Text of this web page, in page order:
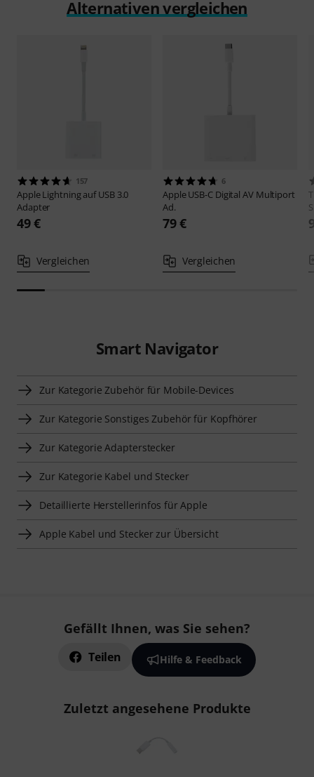
Alternativen vergleichen
157
AppleLightning auf USB 3.0
Adapter
49 €
Vergleichen
6
AppleUSB-C Digital AV Multiport
Ad.
79 €
Vergleichen
Smart Navigator
Zur Kategorie Zubehör für Mobile-Devices
Zur Kategorie Sonstiges Zubehör für Kopfhörer
Zur Kategorie Adapterstecker
Zur Kategorie Kabel und Stecker
Detaillierte Herstellerinfos für Apple
Apple Kabel und Stecker zur Übersicht
Gefällt Ihnen, was Sie sehen?
Teilen Hilfe & Feedback
Zuletzt angesehene Produkte